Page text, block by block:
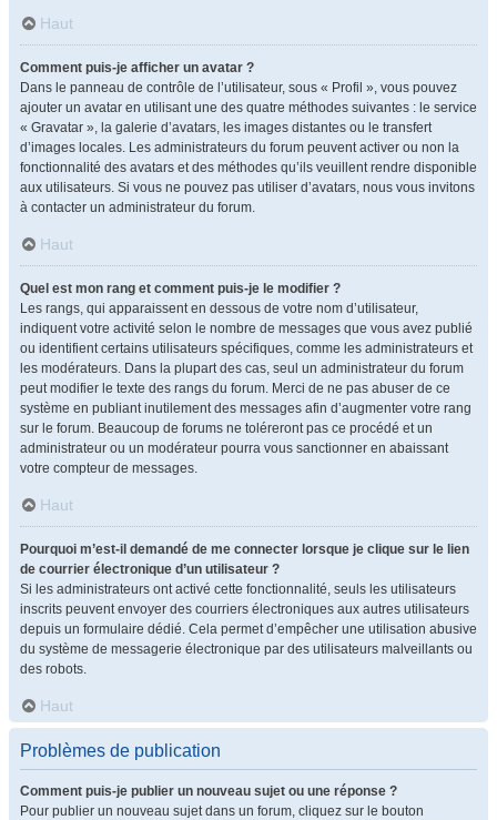
Haut
Comment puis-je afficher un avatar ?
Dans le panneau de contrôle de l’utilisateur, sous « Profil », vous pouvez
ajouter un avatar en utilisant une des quatre méthodes suivantes : le service
« Gravatar », la galerie d’avatars, les images distantes ou le transfert
d’images locales. Les administrateurs du forum peuvent activer ou non la
fonctionnalité des avatars et des méthodes qu’ils veuillent rendre disponible
aux utilisateurs. Si vous ne pouvez pas utiliser d’avatars, nous vous invitons
à contacter un administrateur du forum.
Haut
Quel est mon rang et comment puis-je le modifier ?
Les rangs, qui apparaissent en dessous de votre nom d’utilisateur,
indiquent votre activité selon le nombre de messages que vous avez publié
ou identifient certains utilisateurs spécifiques, comme les administrateurs et
les modérateurs. Dans la plupart des cas, seul un administrateur du forum
peut modifier le texte des rangs du forum. Merci de ne pas abuser de ce
système en publiant inutilement des messages afin d’augmenter votre rang
sur le forum. Beaucoup de forums ne toléreront pas ce procédé et un
administrateur ou un modérateur pourra vous sanctionner en abaissant
votre compteur de messages.
Haut
Pourquoi m’est-il demandé de me connecter lorsque je clique sur le lien
de courrier électronique d’un utilisateur ?
Si les administrateurs ont activé cette fonctionnalité, seuls les utilisateurs
inscrits peuvent envoyer des courriers électroniques aux autres utilisateurs
depuis un formulaire dédié. Cela permet d’empêcher une utilisation abusive
du système de messagerie électronique par des utilisateurs malveillants ou
des robots.
Haut
Problèmes de publication
Comment puis-je publier un nouveau sujet ou une réponse ?
Pour publier un nouveau sujet dans un forum, cliquez sur le bouton